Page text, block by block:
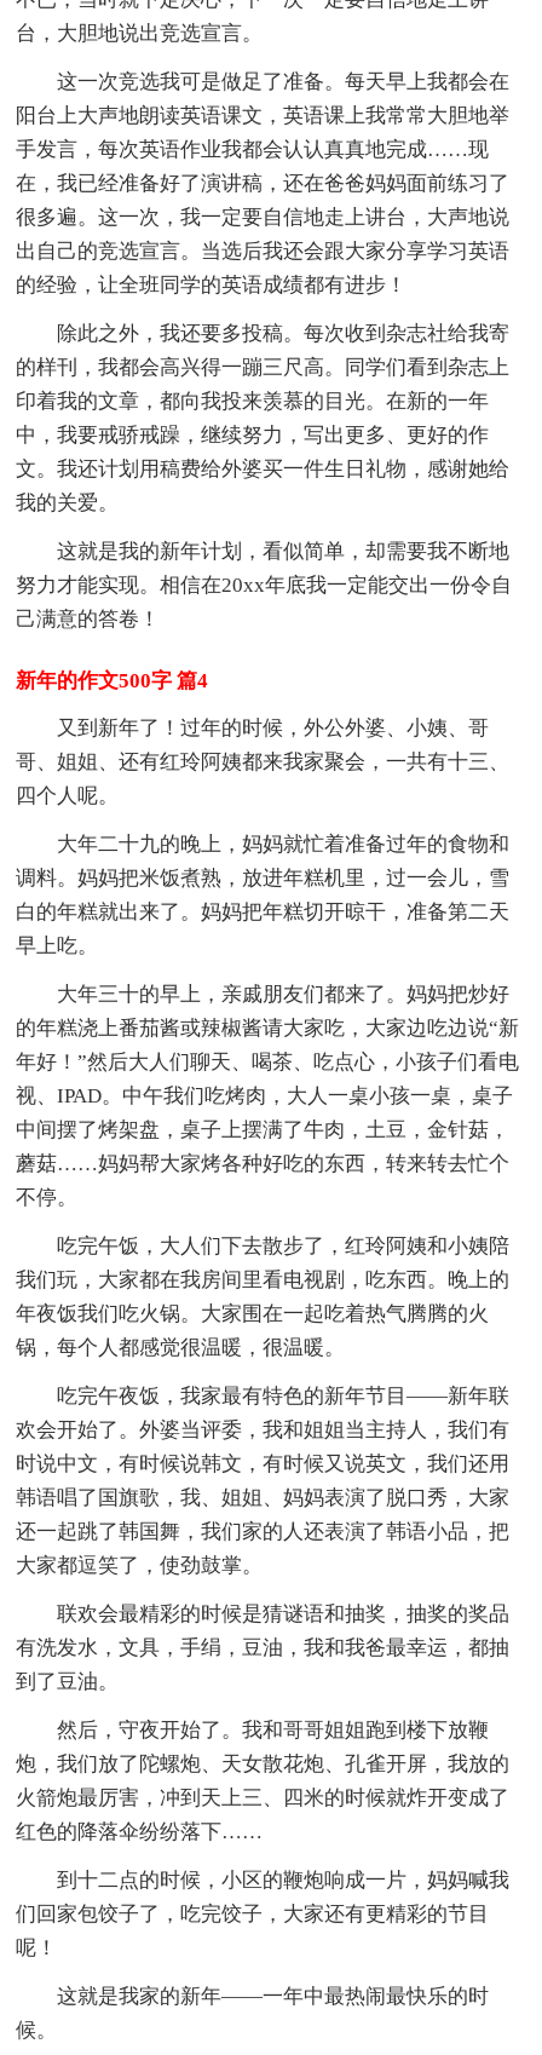
台，大胆地说出竞选宣言。
这一次竞选我可是做足了准备。每天早上我都会在
阳台上大声地朗读英语课文，英语课上我常常大胆地举
手发言，每次英语作业我都会认认真真地完成……现
在，我已经准备好了演讲稿，还在爸爸妈妈面前练习了
很多遍。这一次，我一定要自信地走上讲台，大声地说
出自己的竞选宣言。当选后我还会跟大家分享学习英语
的经验，让全班同学的英语成绩都有进步！
除此之外，我还要多投稿。每次收到杂志社给我寄
的样刊，我都会高兴得一蹦三尺高。同学们看到杂志上
印着我的文章，都向我投来羡慕的目光。在新的一年
中，我要戒骄戒躁，继续努力，写出更多、更好的作
文。我还计划用稿费给外婆买一件生日礼物，感谢她给
我的关爱。
这就是我的新年计划，看似简单，却需要我不断地
努力才能实现。相信在20xx年底我一定能交出一份令自
己满意的答卷！
新年的作文500字 篇4
又到新年了！过年的时候，外公外婆、小姨、哥
哥、姐姐、还有红玲阿姨都来我家聚会，一共有十三、
四个人呢。
大年二十九的晚上，妈妈就忙着准备过年的食物和
调料。妈妈把米饭煮熟，放进年糕机里，过一会儿，雪
白的年糕就出来了。妈妈把年糕切开晾干，准备第二天
早上吃。
大年三十的早上，亲戚朋友们都来了。妈妈把炒好
的年糕浇上番茄酱或辣椒酱请大家吃，大家边吃边说“新
年好！”然后大人们聊天、喝茶、吃点心，小孩子们看电
视、IPAD。中午我们吃烤肉，大人一桌小孩一桌，桌子
中间摆了烤架盘，桌子上摆满了牛肉，土豆，金针菇，
蘑菇……妈妈帮大家烤各种好吃的东西，转来转去忙个
不停。
吃完午饭，大人们下去散步了，红玲阿姨和小姨陪
我们玩，大家都在我房间里看电视剧，吃东西。晚上的
年夜饭我们吃火锅。大家围在一起吃着热气腾腾的火
锅，每个人都感觉很温暖，很温暖。
吃完午夜饭，我家最有特色的新年节目——新年联
欢会开始了。外婆当评委，我和姐姐当主持人，我们有
时说中文，有时候说韩文，有时候又说英文，我们还用
韩语唱了国旗歌，我、姐姐、妈妈表演了脱口秀，大家
还一起跳了韩国舞，我们家的人还表演了韩语小品，把
大家都逗笑了，使劲鼓掌。
联欢会最精彩的时候是猜谜语和抽奖，抽奖的奖品
有洗发水，文具，手绢，豆油，我和我爸最幸运，都抽
到了豆油。
然后，守夜开始了。我和哥哥姐姐跑到楼下放鞭
炮，我们放了陀螺炮、天女散花炮、孔雀开屏，我放的
火箭炮最厉害，冲到天上三、四米的时候就炸开变成了
红色的降落伞纷纷落下……
到十二点的时候，小区的鞭炮响成一片，妈妈喊我
们回家包饺子了，吃完饺子，大家还有更精彩的节目
呢！
这就是我家的新年——一年中最热闹最快乐的时
候。